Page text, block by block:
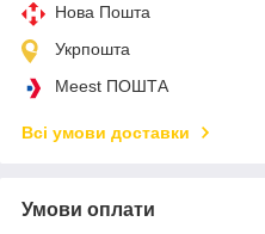
Нова Пошта
Укрпошта
Meest ПОШТА
Всі умови доставки
Умови оплати